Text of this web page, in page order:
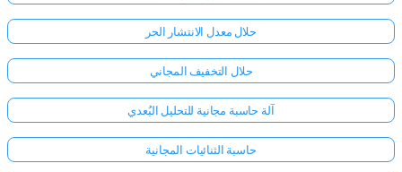
حلال معدل الانتشار الحر
حلال التخفيف المجاني
آلة حاسبة مجانية للتحليل البُعدي
حاسبة الثنائيات المجانية